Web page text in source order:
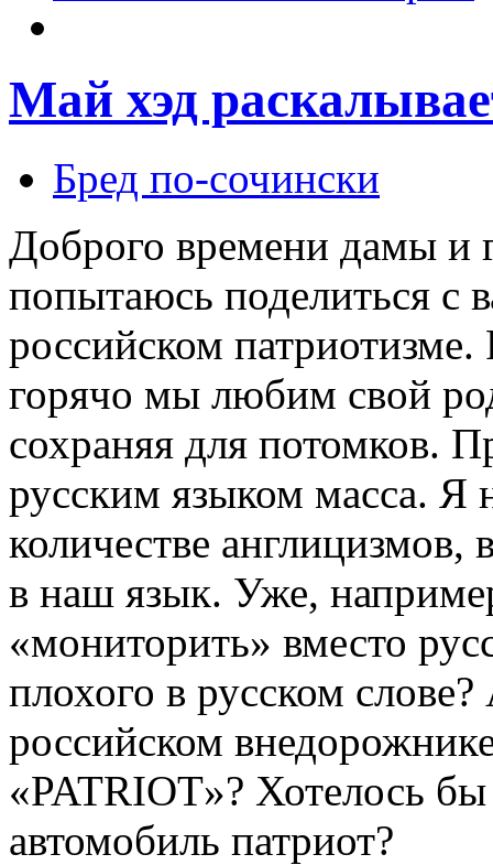
Май хэд
Бред по-cочински
Доброго времени дамы и
попытаюсь поделиться с
российском патриотизме.
горячо мы любим свой
сохраняя для потомков.
русским языком масса.
количестве
в наш язык. Уже,
«мониторить» вместо
плохого в русском
российском
«PATRIOT»? Хотелось
автомобиль патриот?